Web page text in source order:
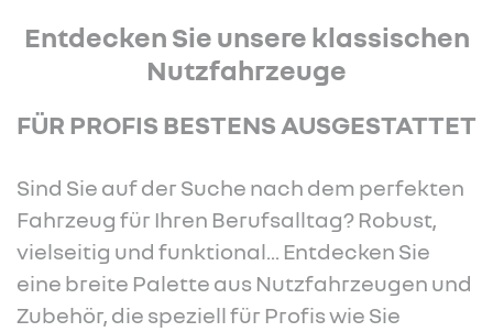
Entdecken Sie unsere klassischen
Nutzfahrzeuge
FÜR PROFIS BESTENS AUSGESTATTET
Sind Sie auf der Suche nach dem perfekten
Fahrzeug für Ihren Berufsalltag? Robust,
vielseitig und funktional... Entdecken Sie
eine breite Palette aus Nutzfahrzeugen und
Zubehör, die speziell für Profis wie Sie